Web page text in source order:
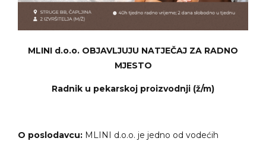
MLINI d.o.o. OBJAVLJUJU NATJEČAJ ZA RADNO
MJESTO
Radnik u pekarskoj proizvodnji (ž/m)
O poslodavcu: MLINI d.o.o. je jedno od vodećih